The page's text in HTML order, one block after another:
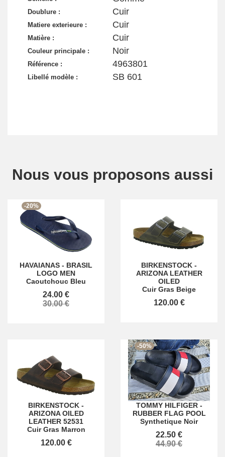
Doublure : Cuir
Matiere exterieure : Cuir
Matière : Cuir
Couleur principale : Noir
Référence : 4963801
Libellé modèle : SB 601
Nous vous proposons aussi
-20%
HAVAIANAS - BRASIL
LOGO MEN
Caoutchouc Bleu
24.00 €
30.00 €
BIRKENSTOCK -
ARIZONA LEATHER
OILED
Cuir Gras Beige
120.00 €
BIRKENSTOCK -
ARIZONA OILED
LEATHER 52531
Cuir Gras Marron
120.00 €
-50%
TOMMY HILFIGER-
RUBBER FLAG POOL
Synthetique Noir
22.50 €
44.90 €